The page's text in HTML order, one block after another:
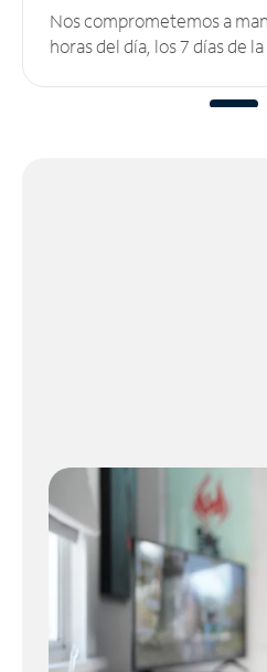
Nos comprometemos a
horas del día, los 7 días de la